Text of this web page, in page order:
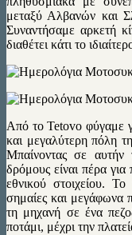
μεταξύ Αλβανών και
Συναντήσαμε αρκετή
διαθέτει κάτι το
Από το Tetovo φύγαμε
και μεγαλύτερη πόλη
Μπαίνοντας σε
δρόμους είναι πέρα
εθνικού στοιχείου.
σημαίες και μεγάφωνα
τη μηχανή σε ένα
ποτάμι, μέχρι την